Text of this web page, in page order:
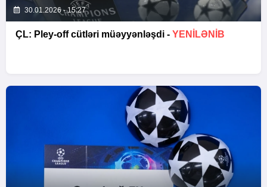
30.01.2026 - 15:27
ÇL: Pley-off cütləri müəyyənləşdi - YENİLƏNİB